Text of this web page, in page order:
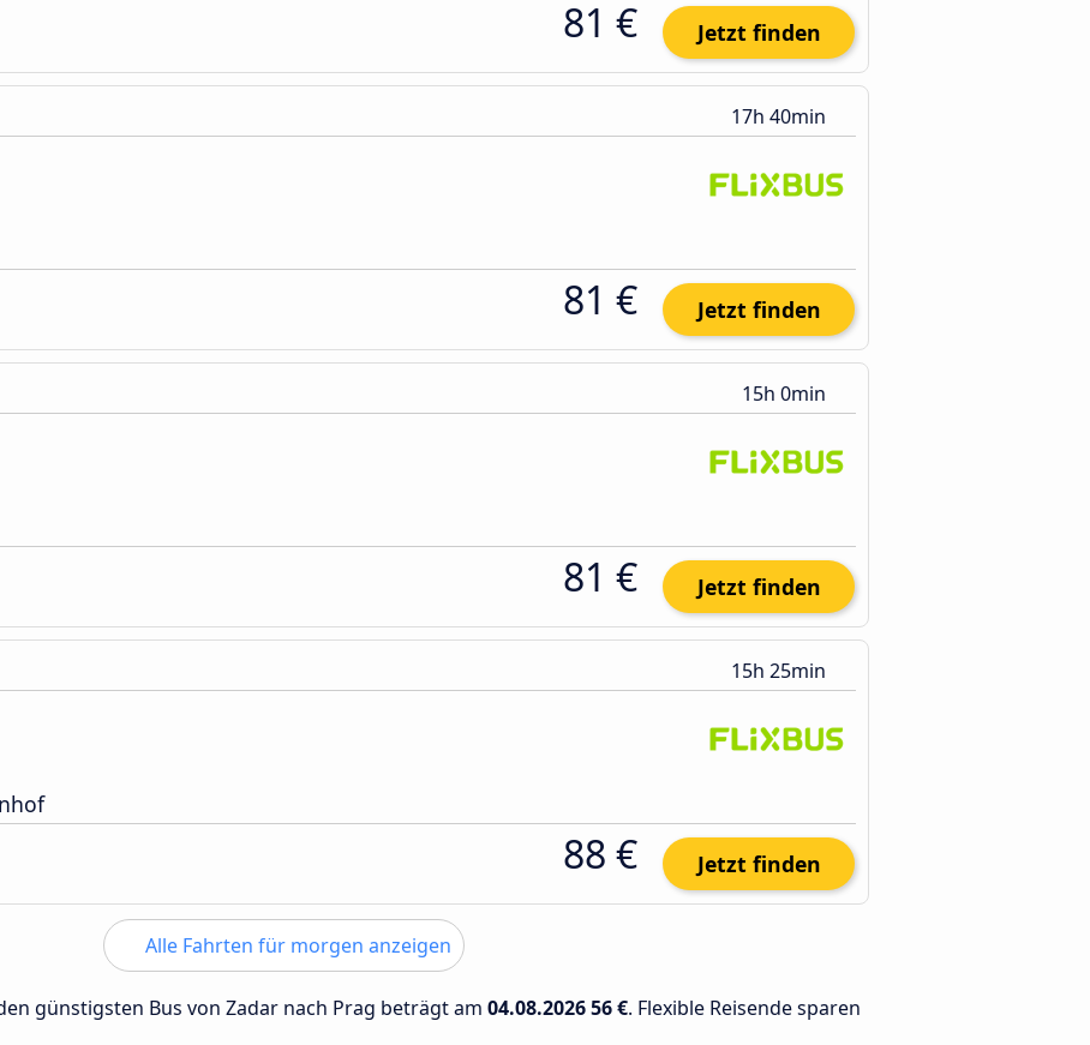
81 € Jetzt finden
17h 40min
81 € Jetzt finden
15h 0min
81 € Jetzt finden
15h 25min
88 € Jetzt finden
Alle Fahrten für morgen anzeigen
günstigsten Bus von Zadar nach Prag beträgt am 04.08.202656 €. Flexible Reisende sparen